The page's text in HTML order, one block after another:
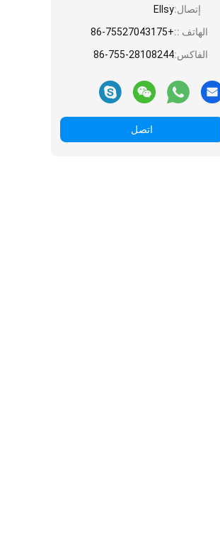
إتصال:Ellsy
الهاتف ::+86-75527043175
الفاكس:86-755-28108244
اتصل